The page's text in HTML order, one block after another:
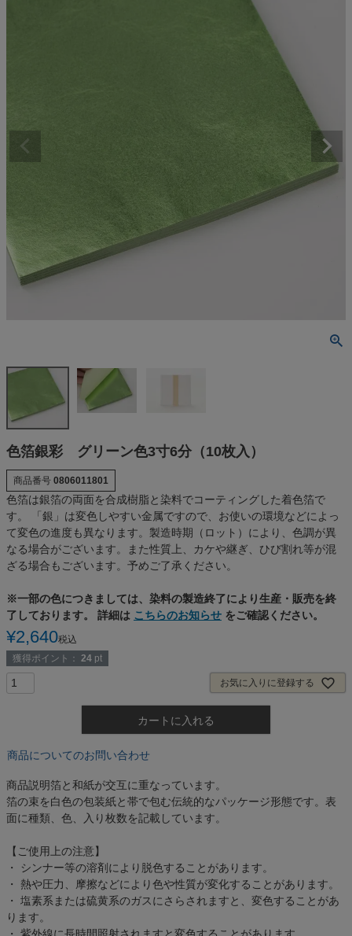
色箔銀彩 グリーン色3寸6分（10枚入）
商品番号 0806011801
色箔は銀箔の両面を合成樹脂と染料でコーティングした着色箔で
す。 「銀」は変色しやすい金属ですので、お使いの環境などによっ
て変色の進度も異なります。製造時期（ロット）により、色調が異
なる場合がございます。また性質上、カケや継ぎ、ひび割れ等が混
ざる場合もございます。予めご了承ください。
※一部の色につきましては、染料の製造終了により生産・販売を終
了しております。 詳細は こちらのお知らせ をご確認ください。
¥2,640税込
獲得ポイント： 24 pt
お気に入りに登録する
カートに入れる
商品についてのお問い合わせ
商品説明箔と和紙が交互に重なっています。
箔の束を白色の包装紙と帯で包む伝統的なパッケージ形態です。表
面に種類、色、入り枚数を記載しています。
【ご使用上の注意】
・ シンナー等の溶剤により脱色することがあります。
・ 熱や圧力、摩擦などにより色や性質が変化することがあります。
・ 塩素系または硫黄系のガスにさらされますと、変色することがあ
ります。
・ 紫外線に長時間照射されますと変色することがあります。